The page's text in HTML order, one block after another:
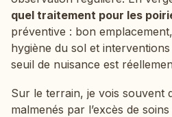
quel traitement pour les
préventive : bon
hygiène du sol et
seuil de nuisance est
Sur le terrain, je vois souvent
malmenés par l’excès de